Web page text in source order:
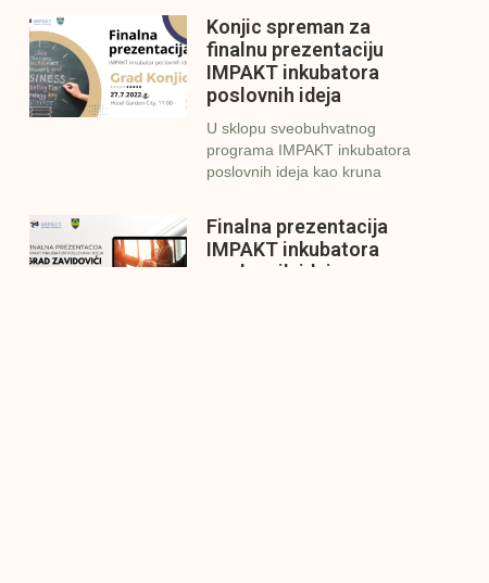
Konjic spreman za
finalnu prezentaciju
IMPAKT inkubatora
poslovnih ideja
U sklopu sveobuhvatnog
programa IMPAKT inkubatora
poslovnih ideja kao kruna
Finalna prezentacija
IMPAKT inkubatora
poslovnih ideja